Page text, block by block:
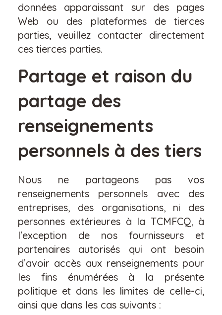
données apparaissant sur des pages
Web ou des plateformes de tierces
parties, veuillez contacter directement
ces tierces parties.
Partage et raison du
partage des
renseignements
personnels à des tiers
Nous ne partageons pas vos
renseignements personnels avec des
entreprises, des organisations, ni des
personnes extérieures à la TCMFCQ, à
l'exception de nos fournisseurs et
partenaires autorisés qui ont besoin
d’avoir accès aux renseignements pour
les fins énumérées à la présente
politique et dans les limites de celle-ci,
ainsi que dans les cas suivants :